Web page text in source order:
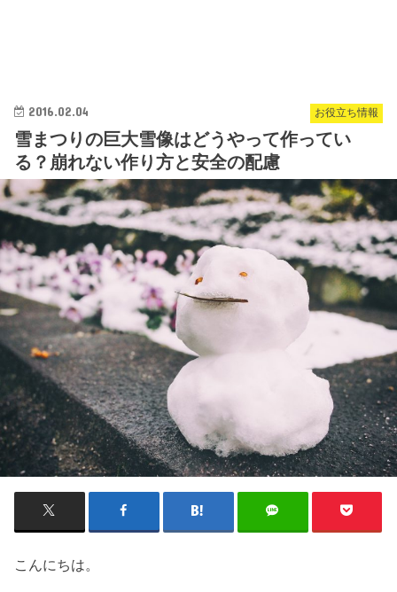
お役立ち情報
2016.02.04
雪まつりの巨大雪像はどうやって作ってい
る？崩れない作り方と安全の配慮
こんにちは。